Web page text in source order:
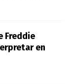
Freddie
en